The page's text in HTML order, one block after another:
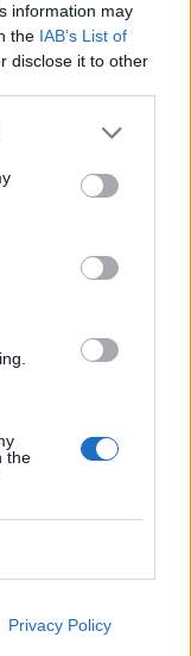
information may
the IAB’s List of
disclose it to other
the
Privacy Policy
από αμέλεια
ο ιδιοκτήτης
Σε ποια
«The Devil Wears
από την